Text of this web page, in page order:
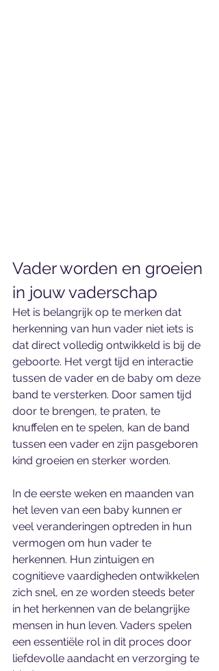
Vader worden en groeien
in jouw vaderschap
Het is belangrijk op te merken dat
herkenning van hun vader niet iets is
dat direct volledig ontwikkeld is bij de
geboorte. Het vergt tijd en interactie
tussen de vader en de baby om deze
band te versterken. Door samen tijd
door te brengen, te praten, te
knuffelen en te spelen, kan de band
tussen een vader en zijn pasgeboren
kind groeien en sterker worden.
In de eerste weken en maanden van
het leven van een baby kunnen er
veel veranderingen optreden in hun
vermogen om hun vader te
herkennen. Hun zintuigen en
cognitieve vaardigheden ontwikkelen
zich snel, en ze worden steeds beter
in het herkennen van de belangrijke
mensen in hun leven. Vaders spelen
een essentiële rol in dit proces door
liefdevolle aandacht en verzorging te